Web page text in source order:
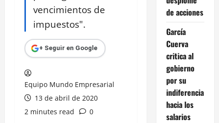
vencimientos de
impuestos".
+ Seguir en Google
Equipo Mundo Empresarial
13 de abril de 2020
2 minutes read
0
de acciones
García
Cuerva
critica al
gobierno
por su
indiferencia
hacia los
salarios